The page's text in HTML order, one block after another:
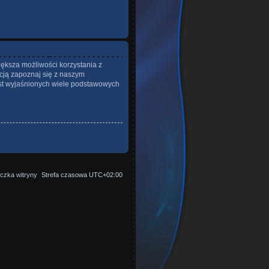
możliwości korzystania z
zapoznaj się z naszym
wyjaśnionych wiele podstawowych
Strefa czasowa UTC+02:00
witryny